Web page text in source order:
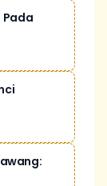
Pada